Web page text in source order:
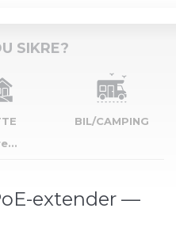
SIKRE?
BIL/CAMPING
extender —